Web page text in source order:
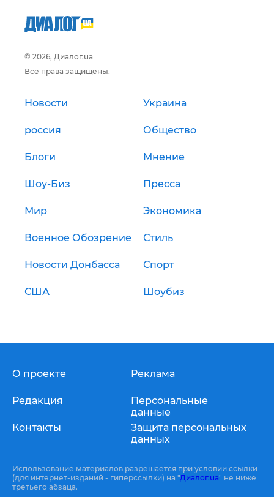
© 2026, Диалог.ua
Все права защищены.
Новости Украина
россия Общество
Блоги Мнение
Шоу-Биз Пресса
Мир Экономика
Военное Обозрение Стиль
Новости Донбасса Спорт
США Шоубиз
О проекте
Редакция
Контакты
Реклама
Персональные
данные
Защита персональных
данных
Использование материалов разрешается при условии ссылки
(для интернет-изданий - гиперссылки) на "Диалог.ua" не ниже
третьего абзаца.